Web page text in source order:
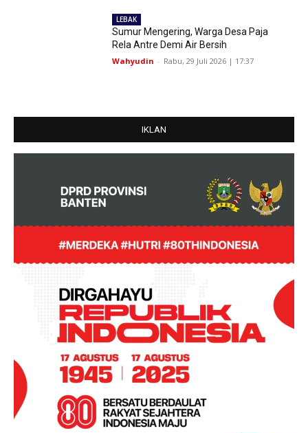
LEBAK
Sumur Mengering, Warga Desa Paja
Rela Antre Demi Air Bersih
Wahyudin - Rabu, 29 Juli 2026 | 17:37
IKLAN